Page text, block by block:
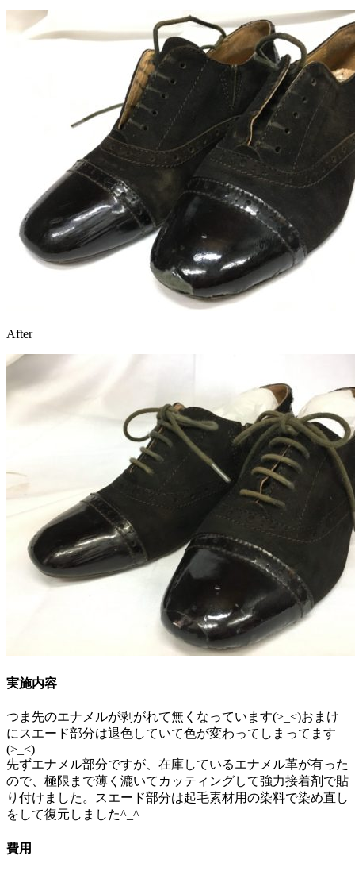
After
実施内容
つま先のエナメルが剥がれて無くなっています(>_<)おまけ
にスエード部分は退色していて色が変わってしまってます
(>_<)
先ずエナメル部分ですが、在庫しているエナメル革が有った
ので、極限まで薄く漉いてカッティングして強力接着剤で貼
り付けました。スエード部分は起毛素材用の染料で染め直し
をして復元しました^_^
費用